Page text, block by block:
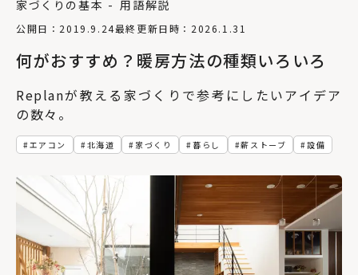
何がおすすめ？暖房方法の種類いろいろ
公開日：2019.9.24最終更新日時：2026.1.31
家づくりの基本 用語解説
エアコン 北海道 家づくり 暮らし 薪ストーブ 設備
Replanが教える家づくりで参考にしたいアイデア
の数々。